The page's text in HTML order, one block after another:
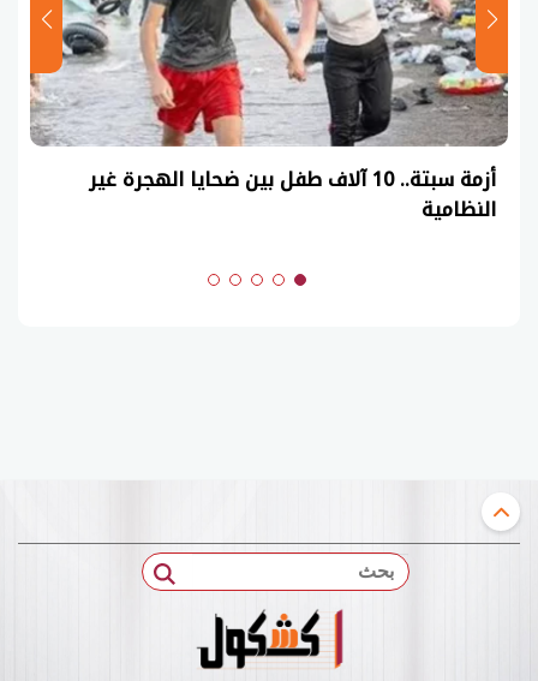
عاجل| نموذج حل امتحان أحياء ثانوية عامة 2026
(السنوات الماضية)
بحث